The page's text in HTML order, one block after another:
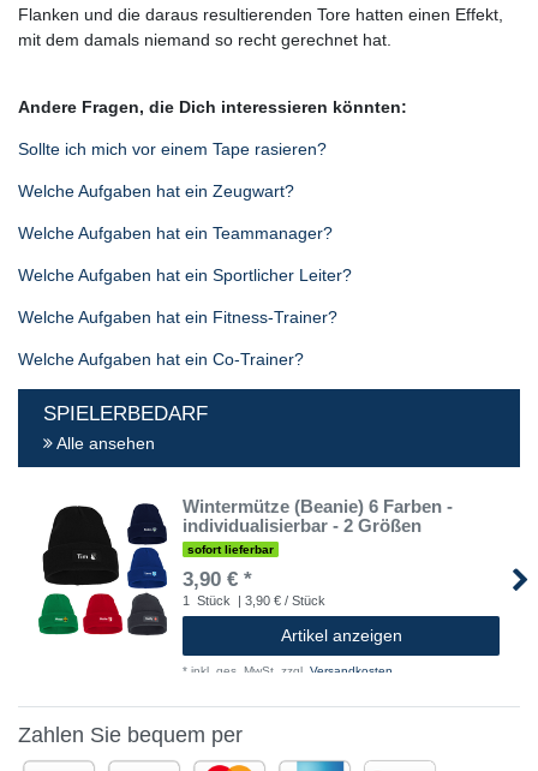
Flanken und die daraus resultierenden Tore hatten einen Effekt,
mit dem damals niemand so recht gerechnet hat.
Andere Fragen, die Dich interessieren könnten:
Sollte ich mich vor einem Tape rasieren?
Welche Aufgaben hat ein Zeugwart?
Welche Aufgaben hat ein Teammanager?
Welche Aufgaben hat ein Sportlicher Leiter?
Welche Aufgaben hat ein Fitness-Trainer?
Welche Aufgaben hat ein Co-Trainer?
SPIELERBEDARF
Alle ansehen
Wintermütze (Beanie) 6 Farben -
individualisierbar - 2 Größen
sofort lieferbar
3,90 € *
1 Stück | 3,90 € / Stück
Artikel anzeigen
* inkl. ges. MwSt. zzgl. Versandkosten
Zahlen Sie bequem per